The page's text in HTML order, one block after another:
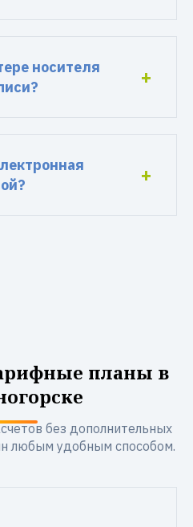
носителя
планы в
без дополнительных
любым удобным способом.